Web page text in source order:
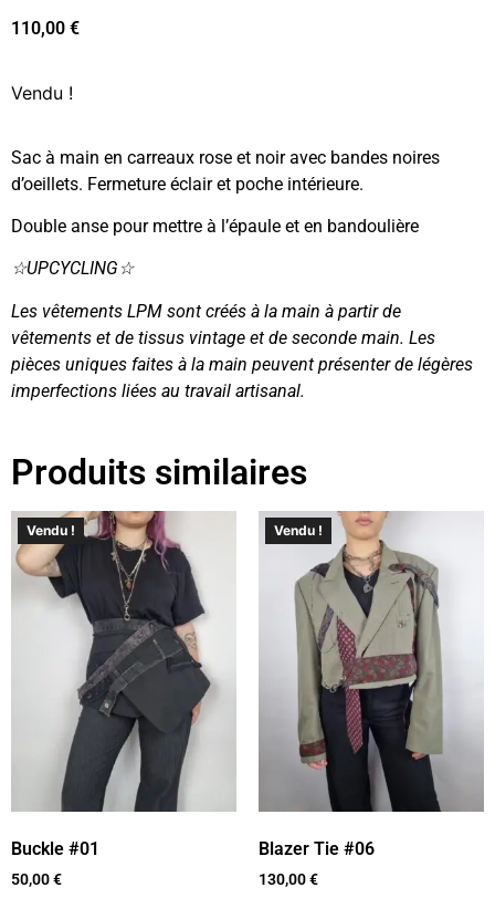
110,00 €
Vendu !
Sac à main en carreaux rose et noir avec bandes noires
d’oeillets. Fermeture éclair et poche intérieure.
Double anse pour mettre à l’épaule et en bandoulière
☆UPCYCLING☆
Les vêtements LPM sont créés à la main à partir de
vêtements et de tissus vintage et de seconde main. Les
pièces uniques faites à la main peuvent présenter de légères
imperfections liées au travail artisanal.
Produits similaires
Vendu !
Buckle #01
50,00€
Vendu !
Blazer Tie #06
130,00€